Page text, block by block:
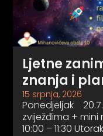
Ljetne
znanja i
15 srpnja, 2026
Ponedjeljak
zviježđima +
10:00 – 11:30